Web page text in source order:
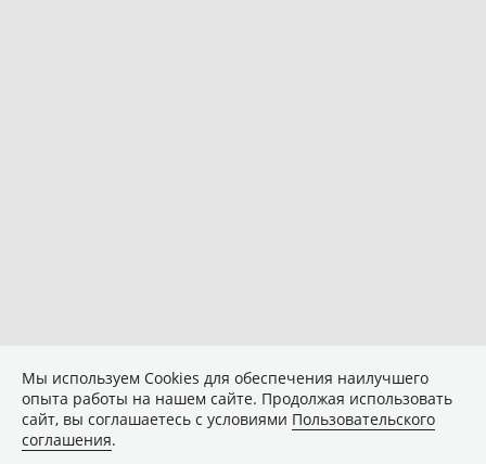
Мы используем Сookies для обеспечения наилучшего
опыта работы на нашем сайте. Продолжая использовать
сайт, вы соглашаетесь с условиями Пользовательского
соглашения.